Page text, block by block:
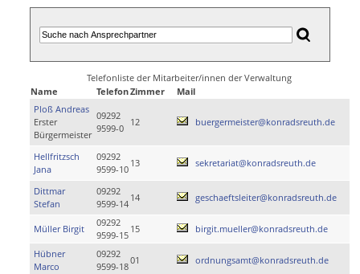
Telefonliste der Mitarbeiter/innen der Verwaltung
Name
TelefonZimmer
Mail
Ploß Andreas
Erster
Bürgermeister
09292
9599-0
12 buergermeister@konradsreuth.de
Hellfritzsch
Jana
09292
9599-10
13 sekretariat@konradsreuth.de
Dittmar
Stefan
09292
9599-14
14 geschaeftsleiter@konradsreuth.de
Müller Birgit
09292
9599-15
15 birgit.mueller@konradsreuth.de
Hübner
Marco
09292
9599-18
01 ordnungsamt@konradsreuth.de